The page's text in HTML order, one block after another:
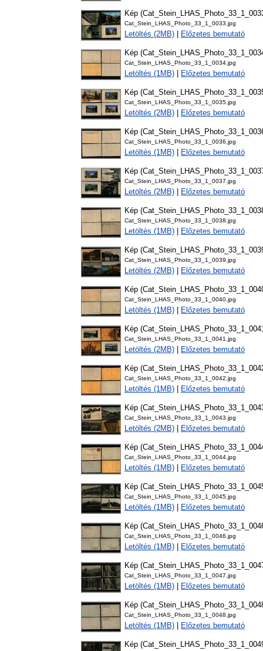
Kép
Cat_Stein_LHAS_Photo_33_1_0033.jpg
Letöltés (2MB) Előzetes bemutató
Kép
Cat_Stein_LHAS_Photo_33_1_0034.jpg
Letöltés (1MB) Előzetes bemutató
Kép
Cat_Stein_LHAS_Photo_33_1_0035.jpg
Letöltés (2MB) Előzetes bemutató
Kép
Cat_Stein_LHAS_Photo_33_1_0036.jpg
Letöltés (1MB) Előzetes bemutató
Kép
Cat_Stein_LHAS_Photo_33_1_0037.jpg
Letöltés (2MB) Előzetes bemutató
Kép
Cat_Stein_LHAS_Photo_33_1_0038.jpg
Letöltés (1MB) Előzetes bemutató
Kép
Cat_Stein_LHAS_Photo_33_1_0039.jpg
Letöltés (2MB) Előzetes bemutató
Kép
Cat_Stein_LHAS_Photo_33_1_0040.jpg
Letöltés (1MB) Előzetes bemutató
Kép
Cat_Stein_LHAS_Photo_33_1_0041.jpg
Letöltés (2MB) Előzetes bemutató
Kép
Cat_Stein_LHAS_Photo_33_1_0042.jpg
Letöltés (1MB) Előzetes bemutató
Kép
Cat_Stein_LHAS_Photo_33_1_0043.jpg
Letöltés (2MB) Előzetes bemutató
Kép
Cat_Stein_LHAS_Photo_33_1_0044.jpg
Letöltés (1MB) Előzetes bemutató
Kép
Cat_Stein_LHAS_Photo_33_1_0045.jpg
Letöltés (1MB) Előzetes bemutató
Kép
Cat_Stein_LHAS_Photo_33_1_0046.jpg
Letöltés (1MB) Előzetes bemutató
Kép
Cat_Stein_LHAS_Photo_33_1_0047.jpg
Letöltés (1MB) Előzetes bemutató
Kép
Cat_Stein_LHAS_Photo_33_1_0048.jpg
Letöltés (1MB) Előzetes bemutató
Kép